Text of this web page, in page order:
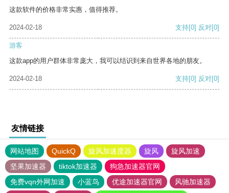
这款软件的价格非常实惠，值得推荐。
2024-02-18 支持[0] 反对[0]
游客
这款app的用户群体非常庞大，我可以结识到来自世界各地的朋友。
2024-02-18 支持[0] 反对[0]
友情链接
网站地图 QuickQ 旋风加速度器 旋风
旋风加速
坚果加速器
tiktok加速器
狗急加速器官网
免费vqn外网加速
小蓝鸟 优途加速器官网 风驰加速器